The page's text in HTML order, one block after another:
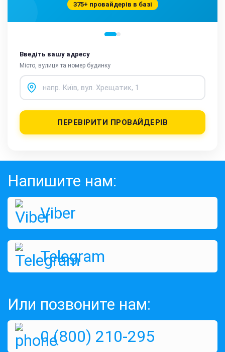
375+ провайдерів в базі
Введіть вашу адресу
Місто, вулиця та номер будинку
ПЕРЕВІРИТИ ПРОВАЙДЕРІВ
Напишите нам:
Viber
Telegram
Или позвоните нам:
0 (800) 210-295